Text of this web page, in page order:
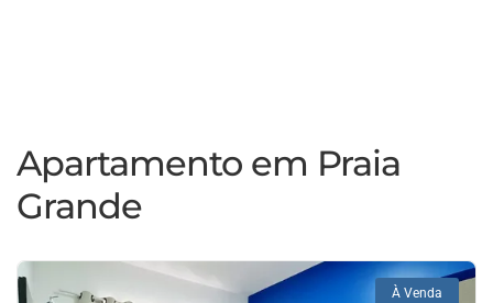
Apartamento em Praia
Grande
À Venda